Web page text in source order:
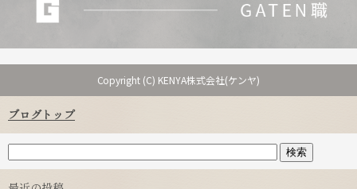
Copyright (C) KENYA株式会社(ケンヤ)
ブログトップ